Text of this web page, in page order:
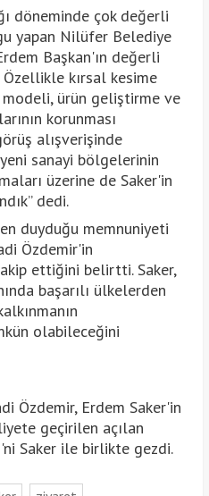
döneminde çok değerli
yapan Nilüfer Belediye
Başkan'ın değerli
kırsal kesime
ürün geliştirme ve
korunması
alışverişinde
sanayi bölgelerinin
üzerine de Saker'in
dedi.
duyduğu memnuniyeti
Özdemir'in
ettiğini belirtti. Saker,
başarılı ülkelerden
olabileceğini
Özdemir, Erdem Saker'in
geçirilen açılan
Saker ile birlikte gezdi.